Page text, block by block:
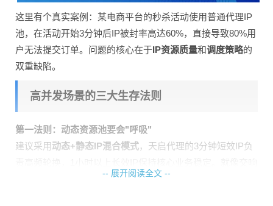
这里有个真实案例：某电商平台的秒杀活动使用普通代理IP
池，在活动开始3分钟后IP被封率高达60%，直接导致80%用
户无法提交订单。问题的核心在于IP资源质量和调度策略的
双重缺陷。
高并发场景的三大生存法则
第一法则：动态资源池要会"呼吸"
建议采用 动态+静态IP混合模式，天启代理的3分钟短效IP负
乐团里弦乐与打击乐的配合，既要有灵活应变也要有持续输
-- 展开阅读全文 --